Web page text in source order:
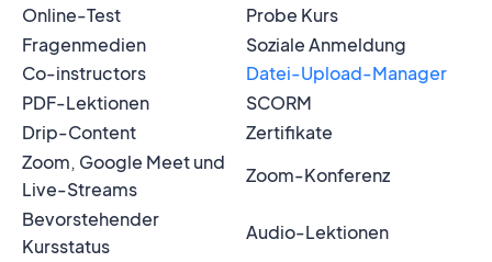
Online-Test
Probe Kurs
Fragenmedien
Soziale Anmeldung
Co-instructors
Datei-Upload-Manager
PDF-Lektionen
SCORM
Drip-Content
Zertifikate
Zoom, Google Meet und
Live-Streams
Zoom-Konferenz
Bevorstehender
Kursstatus
Audio-Lektionen